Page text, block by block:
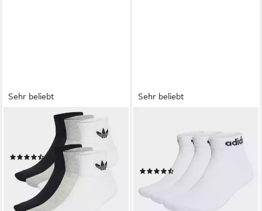
Sehr beliebt
ADIDAS ORIGINALS
Socken MID ANKLE SOCKEN,
6 PAAR (1-Paar)
(84)
ab 20,99 €
(3,50 €/ 1 Paar)
lieferbar - in 1-2 Werktagen bei dir
Sehr beliebt
Sportsocken LINEAR
CUSHIONED ANKLE, 3 PAAR
(1348)
9,00 €
(2,66 €/ 1 Paar)